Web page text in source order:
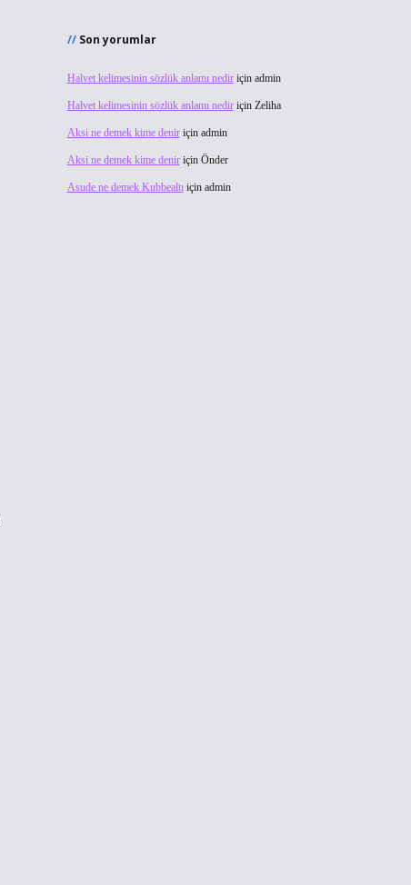
Son yorumlar
Halvet kelimesinin sözlük anlamı nediriçin admin
Halvet kelimesinin sözlük anlamı nediriçin Zeliha
Aksi ne demek kime deniriçin admin
Aksi ne demek kime deniriçin Önder
Asude ne demek Kubbealtıiçin admin